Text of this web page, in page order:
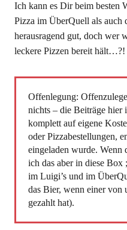
Ich kann es Dir beim besten
Pizza im ÜberQuell als auch
herausragend gut, doch wer
leckere Pizzen bereit hält…?!
Offenlegung:
nichts – die Beiträge hier
komplett auf eigene
oder Pizzabestellungen,
eingeladen wurde. Wenn
ich das aber in diese
im Luigi’s und im
das Bier, wenn einer von
gezahlt hat).